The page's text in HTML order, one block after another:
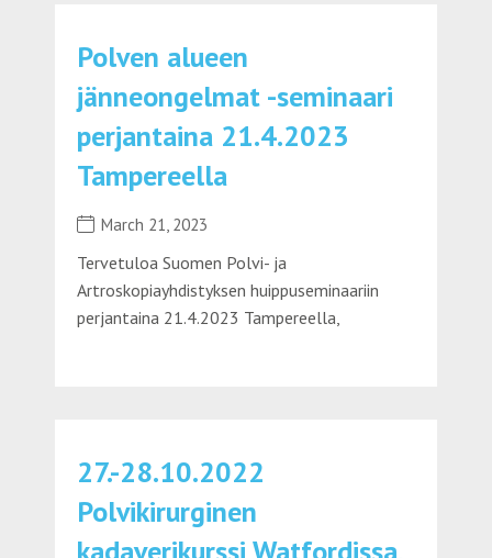
Polven alueen
jänneongelmat -seminaari
perjantaina 21.4.2023
Tampereella
March 21, 2023
Tervetuloa Suomen Polvi- ja
Artroskopiayhdistyksen huippuseminaariin
perjantaina 21.4.2023 Tampereella,
27.-28.10.2022
Polvikirurginen